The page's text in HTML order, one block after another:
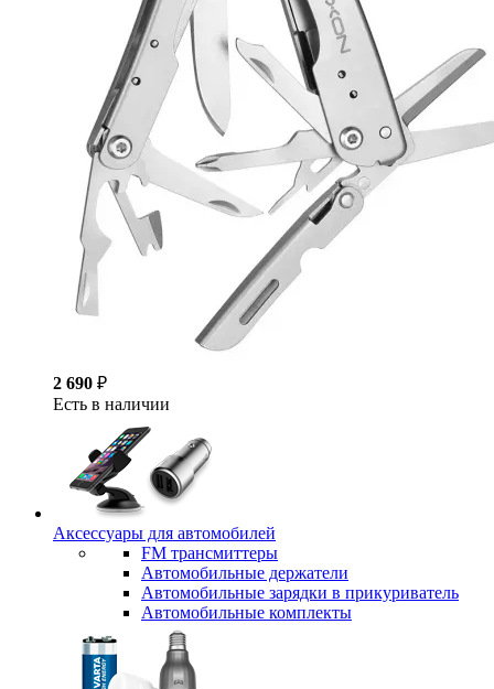
2 690 ₽
Есть в наличии
Аксессуары для автомобилей
FM трансмиттеры
Автомобильные держатели
Автомобильные зарядки в прикуриватель
Автомобильные комплекты